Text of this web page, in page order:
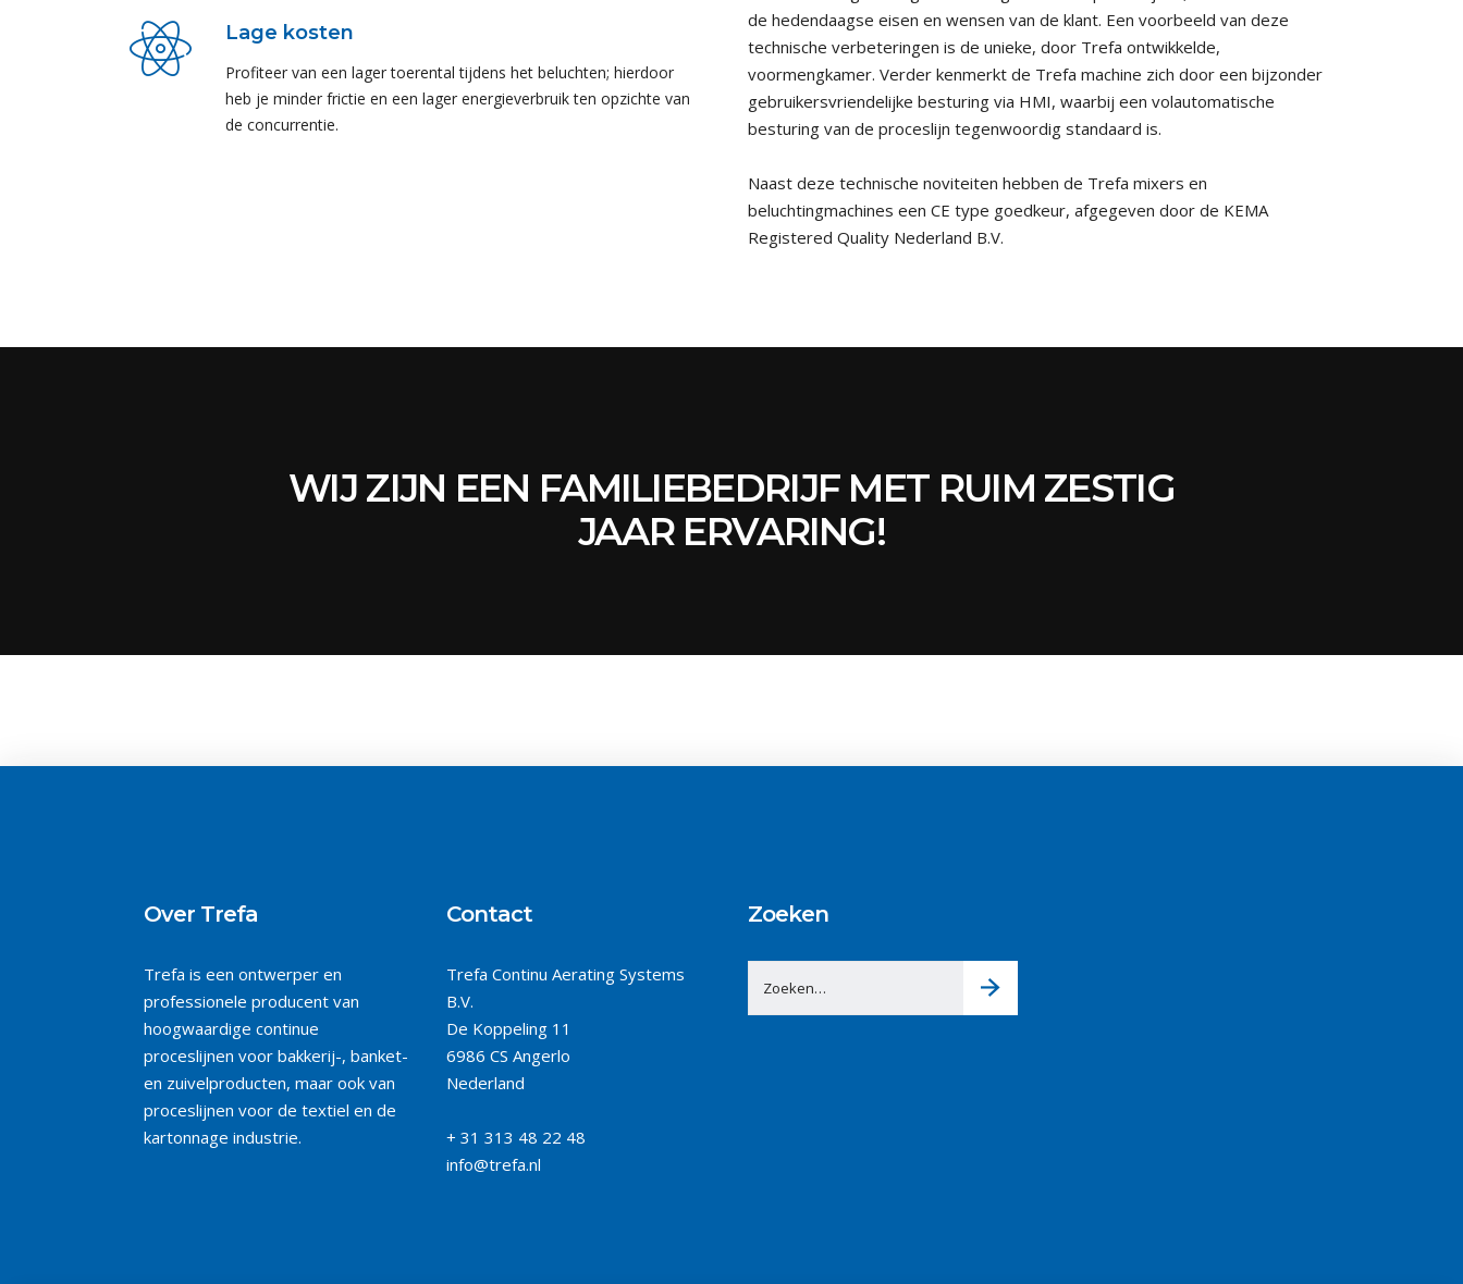
Lage kosten
Profiteer van een lager toerental tijdens het beluchten; hierdoor
heb je minder frictie en een lager energieverbruik ten opzichte van
de concurrentie.
de hedendaagse eisen en wensen van de klant. Een voorbeeld van deze
technische verbeteringen is de unieke, door Trefa ontwikkelde,
voormengkamer. Verder kenmerkt de Trefa machine zich door een bijzonder
gebruikersvriendelijke besturing via HMI, waarbij een volautomatische
besturing van de proceslijn tegenwoordig standaard is.
Naast deze technische noviteiten hebben de Trefa mixers en
beluchtingmachines een CE type goedkeur, afgegeven door de KEMA
Registered Quality Nederland B.V.
WIJ ZIJN EEN FAMILIEBEDRIJF MET RUIM ZESTIG
JAAR ERVARING!
Over Trefa
Trefa is een ontwerper en
professionele producent van
hoogwaardige continue
proceslijnen voor bakkerij-, banket-
en zuivelproducten, maar ook van
proceslijnen voor de textiel en de
kartonnage industrie.
Contact
Trefa Continu Aerating Systems
B.V.
De Koppeling 11
6986 CS Angerlo
Nederland
+ 31 313 48 22 48
info@trefa.nl
Zoeken